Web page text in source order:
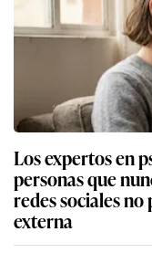
Los expertos en
personas que
redes sociales
externa